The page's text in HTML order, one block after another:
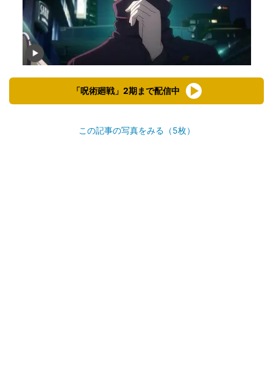
「呪術廻戦」2期まで配信中
この記事の写真をみる（5枚）